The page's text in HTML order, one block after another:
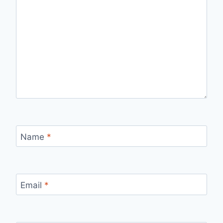
Name *
Email *